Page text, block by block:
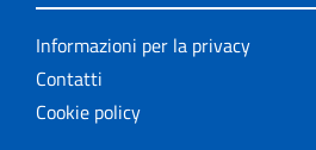
Informazioni per la privacy
Contatti
Cookie policy